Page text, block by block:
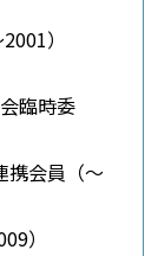
）
臨時委
携会員（～
）